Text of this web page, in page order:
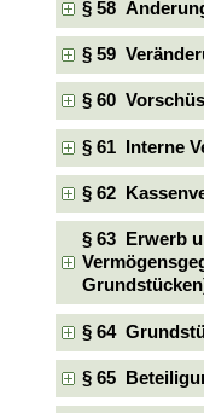
§ 58
§ 59
§ 60
§ 61 Interne
§ 62
§ 63 Erwerb
§ 64
§ 65